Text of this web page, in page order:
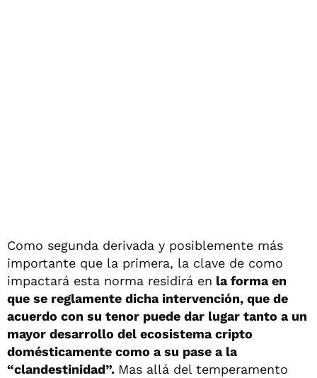
Como segunda derivada y posiblemente más
importante que la primera, la clave de como
impactará esta norma residirá en la forma en
que se reglamente dicha intervención, que de
acuerdo con su tenor puede dar lugar tanto a un
mayor desarrollo del ecosistema cripto
domésticamente como a su pase a la
“clandestinidad”. Mas allá del temperamento